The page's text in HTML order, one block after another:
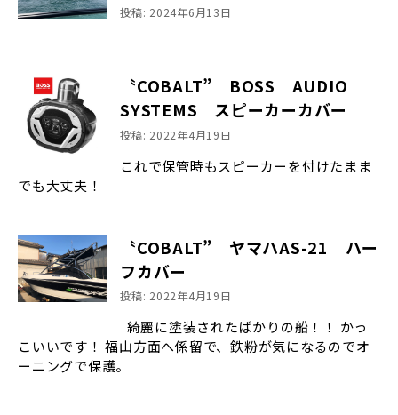
投稿: 2024年6月13日
〝COBALT” BOSS AUDIO
SYSTEMS スピーカーカバー
投稿: 2022年4月19日
これで保管時もスピーカーを付けたまま
でも大丈夫！
〝COBALT” ヤマハAS-21 ハー
フカバー
投稿: 2022年4月19日
綺麗に塗装されたばかりの船！！ かっ
こいいです！ 福山方面へ係留で、鉄粉が気になるのでオ
ーニングで保護。